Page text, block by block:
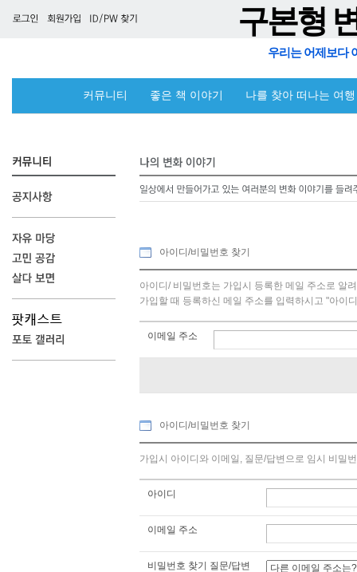
구본형
우리는 어제보다
커뮤니티 좋은 책 이야기 나를 찾아 떠나는 여행
아이디/비밀번호 찾기
아이디/ 비밀번호는 가입시 등록한 메일 주소로 알
가입할 때 등록하신 메일 주소를 입력하시고 "아이
이메일 주소
아이디/비밀번호 찾기
가입시 아이디와 이메일, 질문/답변으로 임시 비밀
아이디
이메일 주소
비밀번호 찾기 질문/답변